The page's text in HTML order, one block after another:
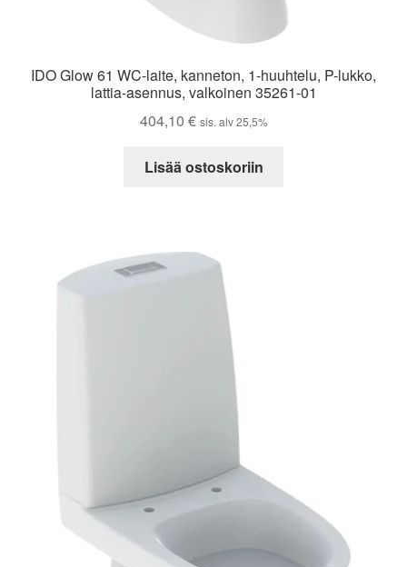
IDO Glow 61 WC-laite, kanneton, 1-huuhtelu, P-lukko,
lattia-asennus, valkoinen 35261-01
404,10 € sis. alv 25,5%
Lisää ostoskoriin